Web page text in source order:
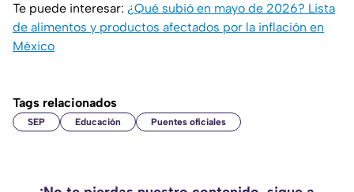
Te puede interesar: ¿Qué subió en mayo de 2026? Lista
de alimentos y productos afectados por la inflación en
México
Tags relacionados
SEP Educación Puentes oficiales